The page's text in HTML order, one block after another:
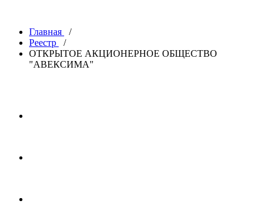
Главная
/
Реестр
/
ОТКРЫТОЕ АКЦИОНЕРНОЕ ОБЩЕСТВО
"АВЕКСИМА"